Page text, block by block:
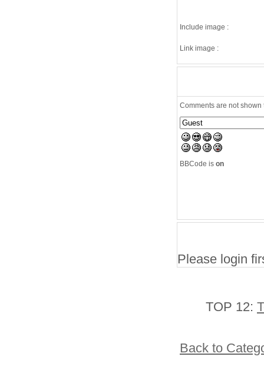
Include image :
Link image :
Comments are not
BBCode is on
Please login
TOP 12:
Back to